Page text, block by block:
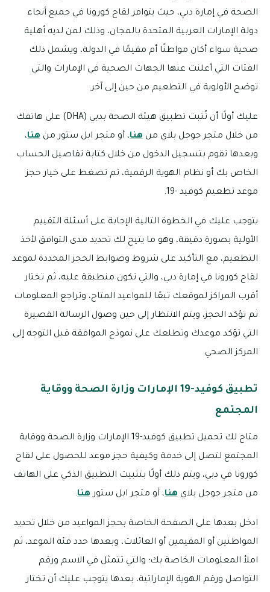
الصحة في إمارة دبي، حيث يتوافر لقاح كورونا في جميع أنحاء
دولة الإمارات العربية المتحدة بالمجان، وذلك لمن لديه أهلية
صحية سواء أكان مواطنًا أم مقيمًا في الدولة، ويشمل ذلك
الفئات التي أعلنت عنها الجهات الصحية في الإمارات والتي
توضح الأولوية في التطعيم من حين إلى آخر.
عليك أولًا أن تُثبت تطبيق هيئة الصحة بدبي (DHA) على هاتفك
من خلال متجر جوجل بلاي من هنا، أو متجر ابل ستور من هنا،
وبعدها تقوم بتسجيل الدخول من خلال كتابة تفاصيل الحساب
الخاص بك أو نظام الهوية الرقمية، ثم تضغط على خيار حجز
موعد تطعيم كوفيد -19.
يتوجب عليك في الخطوة التالية الإجابة على أسئلة التقييم
الأولية بصورة دقيقة، وهو ما يتيح لك تحديد مدى التوافق لأخذ
التطعيم، مع التأكيد على شروط وضوابط الحجز المحددة لموعد
لقاح كورونا في إمارة دبي، والتي تكون منطبقة عليه، ثم تختار
أقرب المراكز لموقعك تبعًا للمواعيد المتاح، وتراجع المعلومات
ثم تؤكد الحجز، ويتم الانتظار إلى حين وصول الرسالة القصيرة
التي تؤكد موعدك وتطلعك على نموذج الموافقة قبل التوجه إلى
المركز الصحي.
تطبيق كوفيد-19 الإمارات وزارة الصحة ووقاية
المجتمع
متاح لك تحميل تطبيق كوفيد-19 الإمارات وزارة الصحة ووقاية
المجتمع لتصل إلى خدمة وكيفية حجز موعد للحصول على لقاح
كورونا في دبي، ويتم ذلك أولًا بتثبيت التطبيق الذكي على الهاتف
من متجر جوجل بلاي هنا، أو متجر ابل ستورهنا.
ادخل بعدها على الصفحة الخاصة بحجز المواعيد من خلال تحديد
المواطنين أو المقيمين أو العائلات، وبعدها حدد فئة الموعد، ثم
املأ المعلومات الخاصة بك؛ والتي تتمثل في الاسم ورقم
التواصل ورقم الهوية الإماراتية، بعدها يتوجب عليك أن تختار